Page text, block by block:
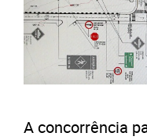
A concorrência